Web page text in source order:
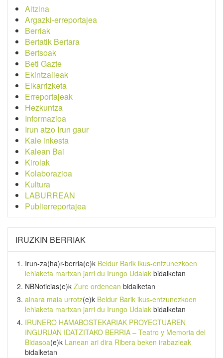
Aitzina
Argazki-erreportajea
Berriak
Bertatik Bertara
Bertsoak
Beti Gazte
Ekintzaileak
Elkarrizketa
Erreportajeak
Hezkuntza
Informazioa
Irun atzo Irun gaur
Kale inkesta
Kalean Bai
Kirolak
Kolaborazioa
Kultura
LABURREAN
Publierreportajea
IRUZKIN BERRIAK
Irun-za(ha)r-berria(e)k Beldur Barik ikus-entzunezkoen
lehiaketa martxan jarri du Irungo Udalak bidalketan
NBNoticias(e)k Zure ordenean bidalketan
ainara maia urrotz(e)k Beldur Barik ikus-entzunezkoen
lehiaketa martxan jarri du Irungo Udalak bidalketan
IRUNERO HAMABOSTEKARIAK PROYECTUAREN
INGURUAN IDATZITAKO BERRIA – Teatro y Memoria del
Bidasoa(e)k Lanean ari dira Ribera beken irabazleak
bidalketan